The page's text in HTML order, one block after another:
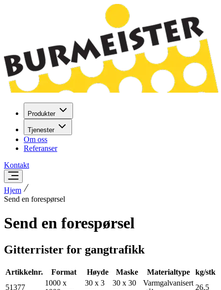
Produkter
Tjenester
Om oss
Referanser
Kontakt
Hjem
Send en forespørsel
Send en forespørsel
Gitterrister for gangtrafikk
Artikkelnr. Format Høyde Maske Materialtype
kg/stk
51377
1000 x
30 x 3
30 x 30
Varmgalvanisert
26,5